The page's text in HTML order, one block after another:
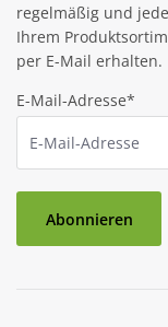
regelmäßig und
Ihrem
per E-Mail erhalten.
E-Mail-Adresse*
Abonnieren